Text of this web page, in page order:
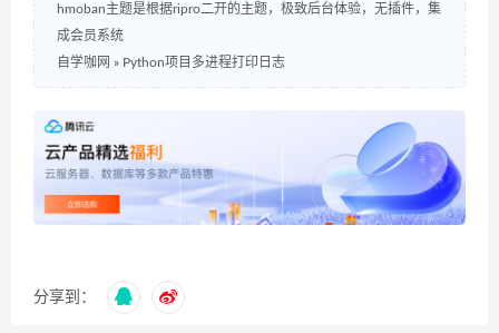
hmoban主题是根据ripro二开的主题，极致后台体验，无插件，集
成会员系统
自学咖网 » Python项目多进程打印日志
分享到：